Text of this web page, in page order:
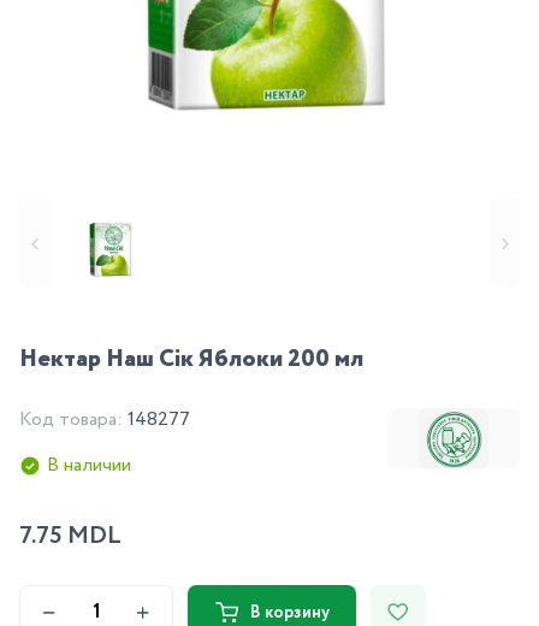
Нектар Наш Сік Яблоки 200 мл
Код товара: 148277
В наличии
7.75 MDL
В корзину